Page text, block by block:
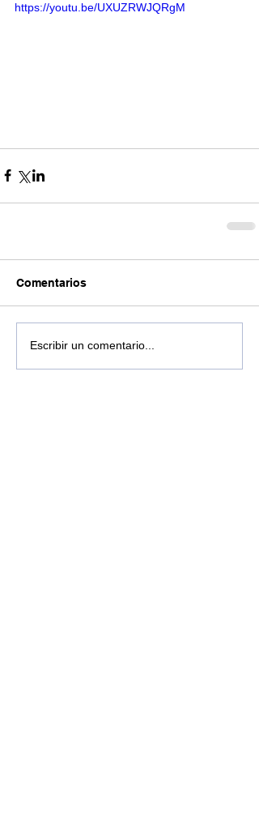
https://youtu.be/UXUZRWJQRgM
Comentarios
Escribir un comentario...